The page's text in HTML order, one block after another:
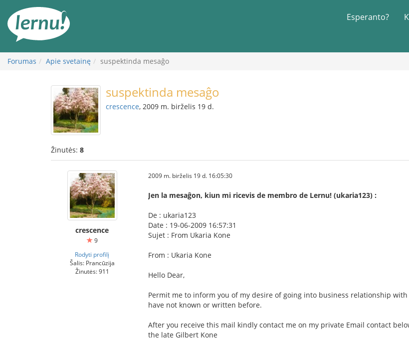
turinį
Esperanto?
Forumas Apie svetainę suspektinda mesaĝo
suspektinda mesaĝo
crescence, 2009 m. birželis 19 d.
Žinutės: 8
crescence
9
Rodyti profilį
Šalis: Prancūzija
Žinutės: 911
2009 m. birželis 19 d. 16:05:30
Jen la mesaĝon, kiun mi ricevis de membro de Lernu! (ukaria123) :
De : ukaria123
Date : 19-06-2009 16:57:31
Sujet : From Ukaria Kone
From : Ukaria Kone
Hello Dear,
Permit me to inform you of my desire of going into business relationship
have not known or written before.
After you receive this mail kindly contact me on my private Email contact
the late Gilbert Kone